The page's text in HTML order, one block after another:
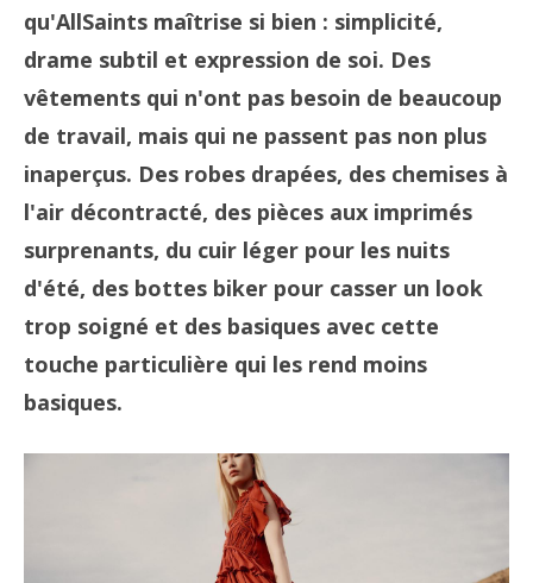
qu'AllSaints maîtrise si bien : simplicité,
drame subtil et expression de soi. Des
vêtements qui n'ont pas besoin de beaucoup
de travail, mais qui ne passent pas non plus
inaperçus. Des robes drapées, des chemises à
l'air décontracté, des pièces aux imprimés
surprenants, du cuir léger pour les nuits
d'été, des bottes biker pour casser un look
trop soigné et des basiques avec cette
touche particulière qui les rend moins
basiques.